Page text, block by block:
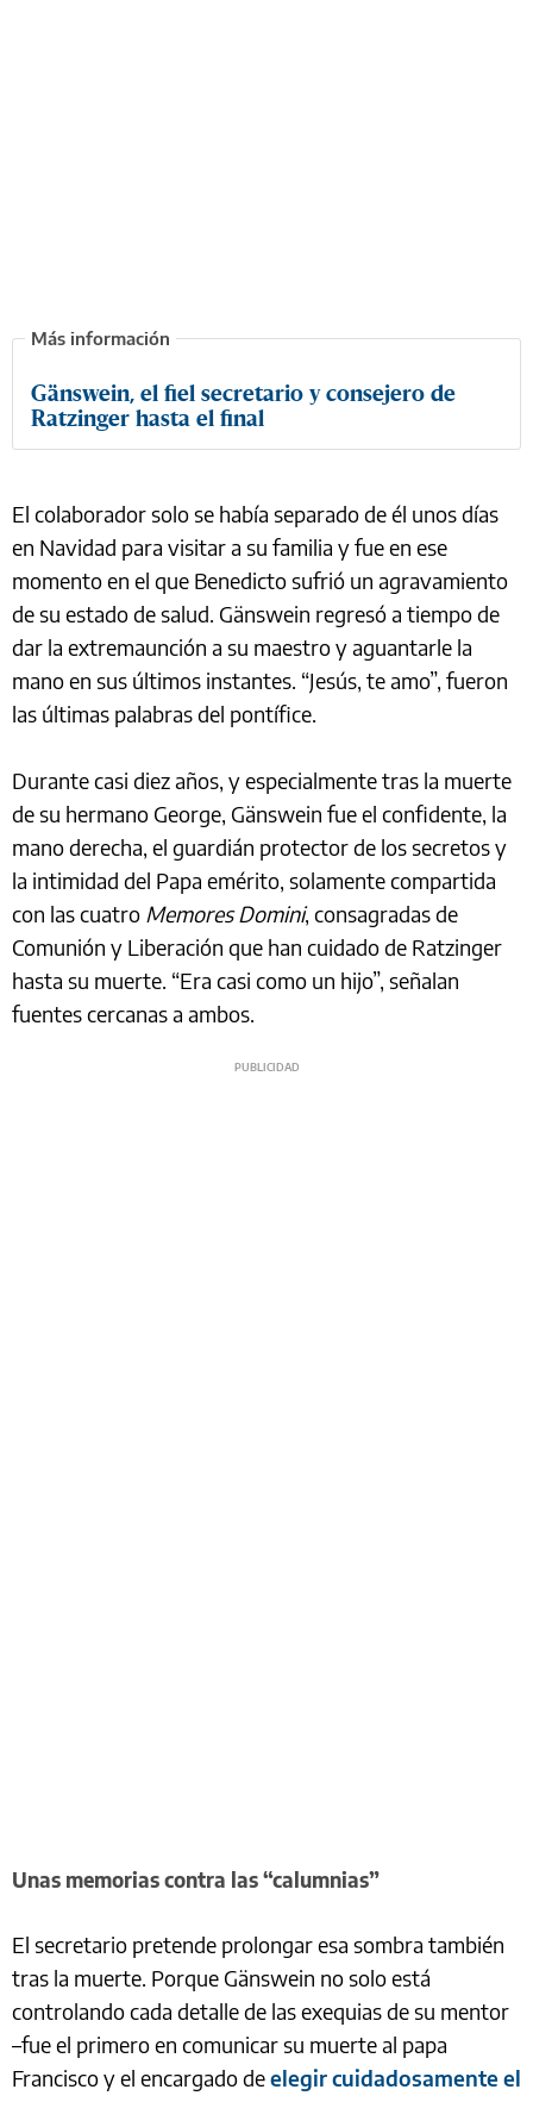
Gänswein, el fiel secretario y consejero de
Ratzinger hasta el final
El colaborador solo se había separado de él unos días
en Navidad para visitar a su familia y fue en ese
momento en el que Benedicto sufrió un agravamiento
de su estado de salud. Gänswein regresó a tiempo de
dar la extremaunción a su maestro y aguantarle la
mano en sus últimos instantes. “Jesús, te amo”, fueron
las últimas palabras del pontífice.
Durante casi diez años, y especialmente tras la muerte
de su hermano George, Gänswein fue el confidente, la
mano derecha, el guardián protector de los secretos y
la intimidad del Papa emérito, solamente compartida
con las cuatro Memores Domini, consagradas de
Comunión y Liberación que han cuidado de Ratzinger
hasta su muerte. “Era casi como un hijo”, señalan
fuentes cercanas a ambos.
Unas memorias contra las “calumnias”
El secretario pretende prolongar esa sombra también
tras la muerte. Porque Gänswein no solo está
controlando cada detalle de las exequias de su mentor
–fue el primero en comunicar su muerte al papa
Francisco y el encargado deelegir cuidadosamente el